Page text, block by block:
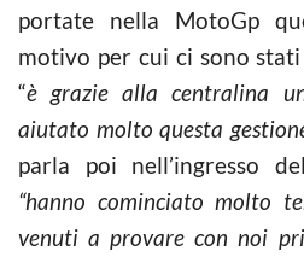
portate nella MotoGp
motivo per cui ci sono
“è grazie alla centralina
aiutato molto questa
parla poi nell’ingresso
“hanno cominciato molto
venuti a provare con noi